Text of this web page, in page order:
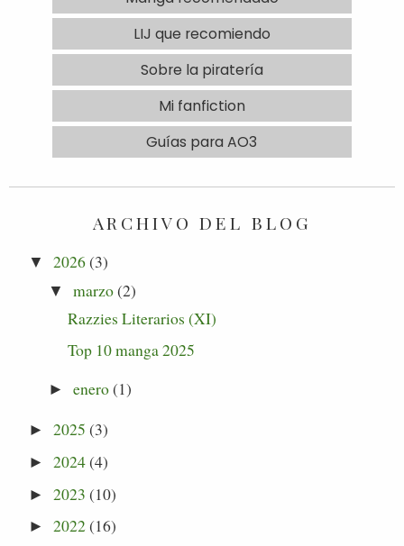
LIJ que recomiendo
Sobre la piratería
Mi fanfiction
Guías para AO3
ARCHIVO DEL BLOG
▼ 2026(3)
▼ marzo(2)
Razzies Literarios (XI)
Top 10 manga 2025
► enero(1)
►2025 (3)
►2024(4)
►2023 (10)
►2022(16)